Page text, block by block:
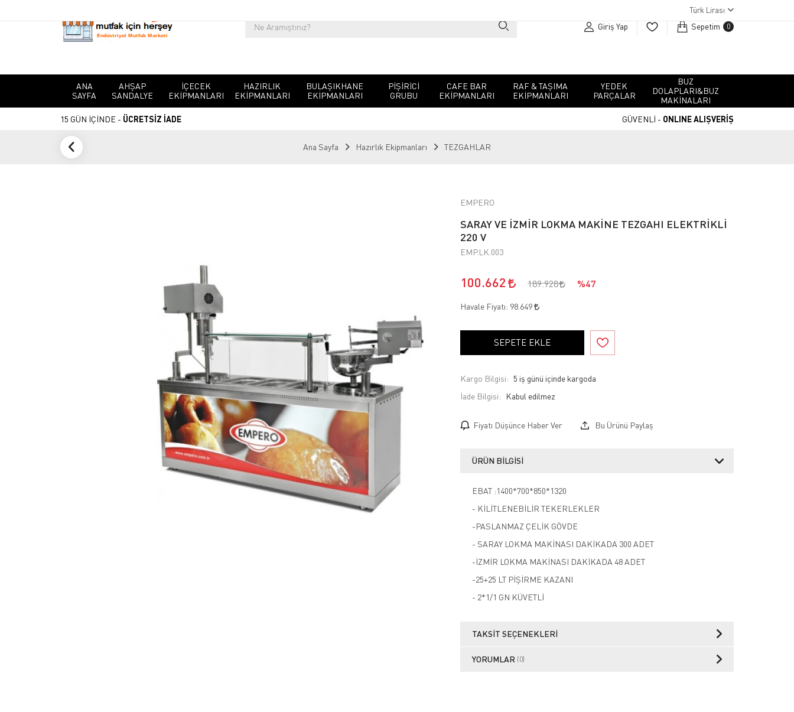
Türk Lirası
Giriş Yap Sepetim 0
ANA
SAYFA
AHŞAP
SANDALYE
İÇECEK
EKIPMANLARI
HAZIRLIK
EKIPMANLARI
BULAŞIKHANE
EKIPMANLARI
PIŞIRICI
GRUBU
CAFE BAR
EKIPMANLARI
RAF & TAŞIMA
EKIPMANLARI
YEDEK
PARÇALAR
BUZ
DOLAPLARI&BUZ
MAKINALARI
15 GÜN İÇİNDE - ÜCRETSİZ İADE GÜVENLİ - ONLINE ALIŞVERİŞ
Ana Sayfa Hazırlık Ekipmanları TEZGAHLAR
EMPERO
SARAY VE İZMİR LOKMA MAKİNE TEZGAHI ELEKTRİKLİ
220 V
EMP.LK.003
100.662 189.928 %47
Havale Fiyatı: 98.649
SEPETE EKLE
Kargo Bilgisi: 5 iş günü içinde kargoda
İade Bilgisi:
Fiyatı Düşünce Haber Ver Bu Ürünü Paylaş
ÜRÜN BILGISI
EBAT :1400*700*850*1320
- KİLİTLENEBİLİR TEKERLEKLER
-PASLANMAZ ÇELİK GÖVDE
- SARAY LOKMA MAKİNASI DAKİKADA 300 ADET
-İZMİR LOKMA MAKİNASI DAKİKADA 48 ADET
-25+25 LT PİŞİRME KAZANI
- 2*1/1 GN KÜVETLİ
TAKSIT SEÇENEKLERI
YORUMLAR (0)